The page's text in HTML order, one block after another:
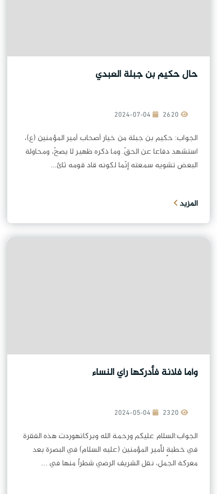
حال حكيم بن جبلة العبدي
2024-07-04
الجواب: حكيم بن جبلة من خيار أصحاب أمير المؤمنين (ع)،
استشهد دفاعا عن الحقّ. وما ذكره ظهير لا يصحّ، ومحاولة
البعض تشويه سمعته إنّما لكونه قاد قومه ثائ...
المزيد
وأما فلانة فأدركها رأي النساء
2024-05-04
الجواب:السلام عليكم ورحمة الله وبركاتهوردت هذه الفقرة
في خطبةٍ لأمير المؤمنين (عليه السلام) في البصرة بعد
معركة الجمل، نقل الشريف الرضي شطراً منها في ...